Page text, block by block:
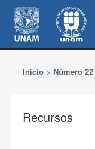
Inicio> Número 22
Recursos